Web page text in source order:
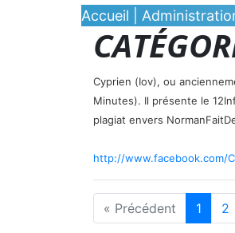
Accueil
Cyprien (Iov), ou
Minutes). Il présente le
plagiat envers
http://www.facebook.com/
« Précédent 1 2